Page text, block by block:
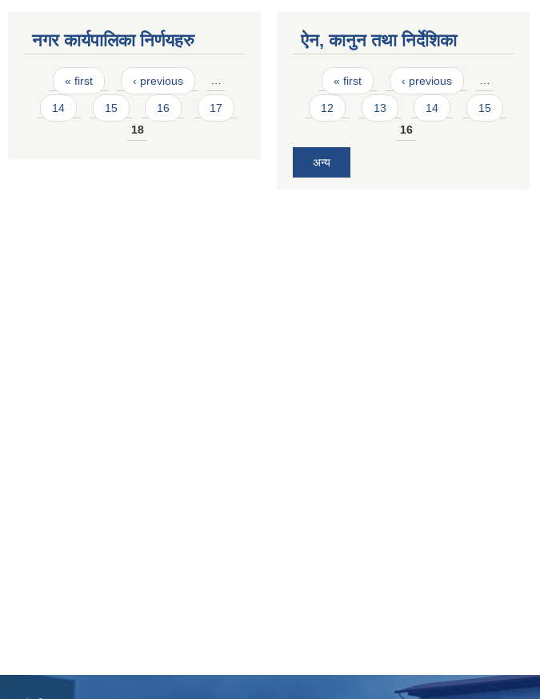
नगर कार्यपालिका निर्णयहरु
Pages
« first ‹ previous …
14 15 16
17
18
ऐन, कानुन तथा निर्देशिका
Pages
« first ‹ previous …
12 13 14
15
16
अन्य